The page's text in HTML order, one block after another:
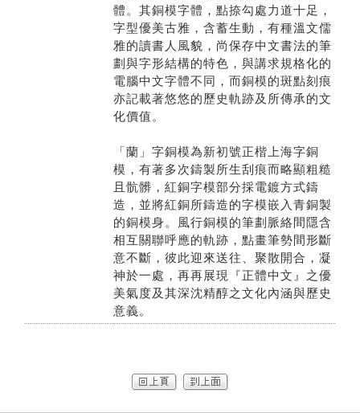
體。其銅模字體，點捺勾處力道十足，
字型優美古雅，含蓄生動，有種溫文儒
雅的讀書人風貌，尚保存中文書法的筆
劃與字形結構的特色，與講求規格化的
電腦中文字體不同，而銅模的斑點刻痕
亦記載著悠悠的歷史軌跡及所傳承的文
化價值。
「蘭」字銅模為新初號正楷上海字銅
模，有著多次鑄製所生刮痕而略顯粗糙
且骯髒，紅銅字模部分採電鍍方式鑄
造，並將紅銅所鑄造的字模嵌入青銅製
的銅模身。風行銅模的筆劃脈絡間隱含
相互關聯呼應的軌跡，點畫筆勢間形斷
意不斷，彼此迎來送往、聚散開合，凝
神於一處，再再展現『正體中文』之優
美氣度及其深沈精醇之文化內涵與歷史
意義。